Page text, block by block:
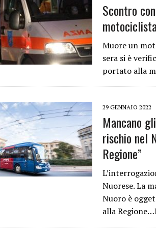
Scontro
Muore un
sera si è
portato alla
29 GENNAIO 2022
Mancano
rischio nel
Regione”
Nuorese. La
Nuoro è
alla Regione…